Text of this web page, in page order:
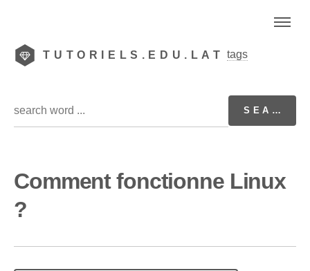
TUTORIELS.EDU.LAT tags
Comment fonctionne Linux
?